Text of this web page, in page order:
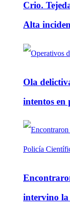
Crio.
Alta
Ola
intentos en
intervino